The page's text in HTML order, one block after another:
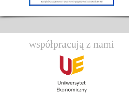
współpracują z nami